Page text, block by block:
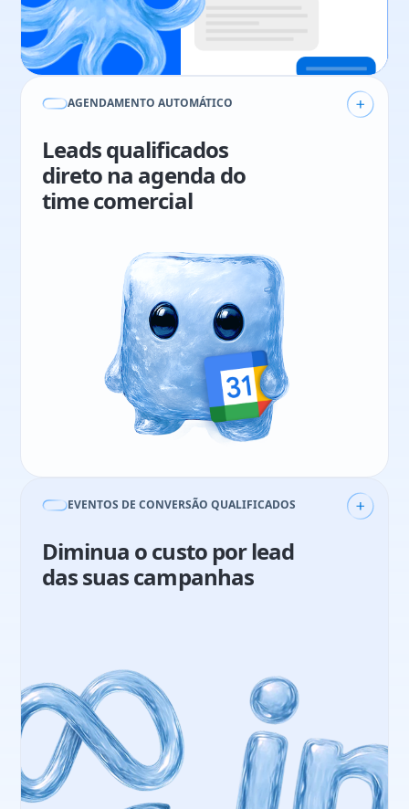
113%aumento em conversão aumento em vendas
AGENDAMENTO AUTOMÁTICO
Leads qualificados
direto na agenda do
time comercial
Rafael Salomão
Sales & CS Manager
reuniões qualificadas em 3 meses
EVENTOS DE CONVERSÃO QUALIFICADOS
Diminua o custo por lead
das suas campanhas
Guilherme Biliato
Analista de Marketing